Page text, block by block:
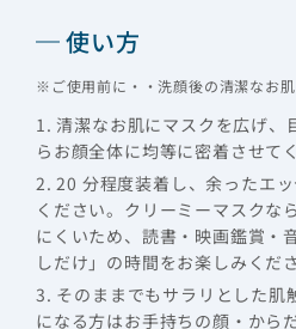
使い方
※ご使用前に・・洗顔後の清潔なお肌
1. 清潔なお肌にマスクを広げ、
らお顔全体に均等に密着させて
2. 20 分程度装着し、余ったエ
ください。クリーミーマスクな
にくいため、読書・映画鑑賞・
しだけ」の時間をお楽しみくださ
3. そのままでもサラリとした肌
になる方はお手持ちの顔・から